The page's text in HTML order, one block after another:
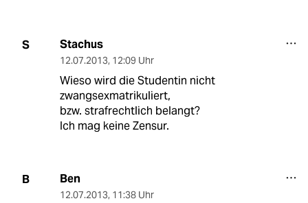
S Stachus
12.07.2013, 12:09 Uhr
Wieso wird die Studentin nicht
zwangsexmatrikuliert,
bzw. strafrechtlich belangt?
Ich mag keine Zensur.
B Ben
12.07.2013, 11:38 Uhr